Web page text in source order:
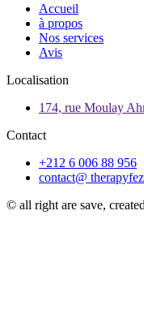
Accueil
à propos
Nos services
Avis
Localisation
174, rue Moulay
Contact
+212 6 006 88 956
contact@
© all right are save,